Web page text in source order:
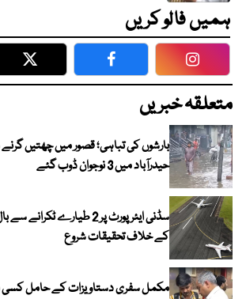
ہمیں فالو کریں
Twitter Facebook
متعلقہ خبریں
حیدرآباد میں 3 نوجوان ڈوب گئے
سڈنی ایئرپورٹ پر 2 طیارے
کے خلاف تحقیقات شروع
مکمل سفری دستاویزات کے حامل کسی